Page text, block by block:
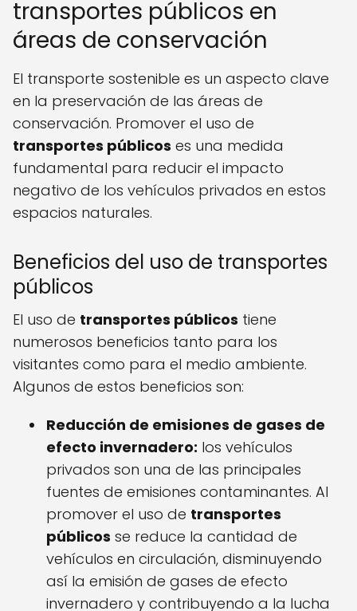
transportes públicos en
áreas de conservación
El transporte sostenible es un aspecto clave
en la preservación de las áreas de
conservación. Promover el uso de
transportes públicos es una medida
fundamental para reducir el impacto
negativo de los vehículos privados en estos
espacios naturales.
Beneficios del uso de transportes
públicos
El uso de transportes públicos tiene
numerosos beneficios tanto para los
visitantes como para el medio ambiente.
Algunos de estos beneficios son:
Reducción de emisiones de gases de
efecto invernadero: los vehículos
privados son una de las principales
fuentes de emisiones contaminantes. Al
promover el uso de transportes
públicos se reduce la cantidad de
vehículos en circulación, disminuyendo
así la emisión de gases de efecto
invernadero y contribuyendo a la lucha